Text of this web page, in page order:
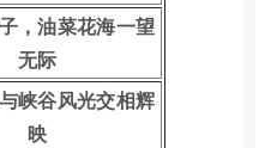
，油菜花海一望
无际
峡谷风光交相辉
映